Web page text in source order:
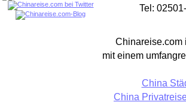
Tel:
Chinareise.com
mit einem
China
China